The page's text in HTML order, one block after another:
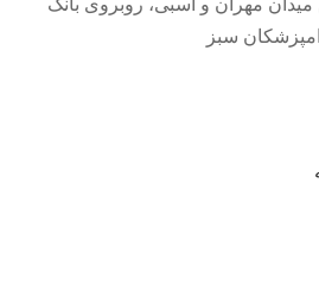
مهران و اسبی، روبروی بانک
سبز